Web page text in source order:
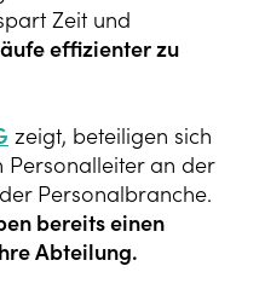
Zeit und
effizienter zu
zeigt, beteiligen sich
an der
Personalbranche.
bereits einen
Abteilung.